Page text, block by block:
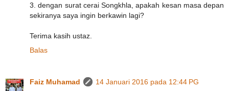
3. dengan surat cerai Songkhla, apakah kesan masa depan
sekiranya saya ingin berkawin lagi?
Terima kasih ustaz.
Balas
Faiz Muhamad
14 Januari 2016 pada 12:44 PG